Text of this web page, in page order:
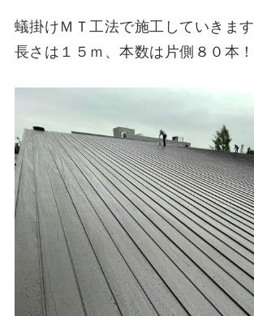
蟻掛けＭＴ工法で施工していきます
長さは１５ｍ、本数は片側８０本！